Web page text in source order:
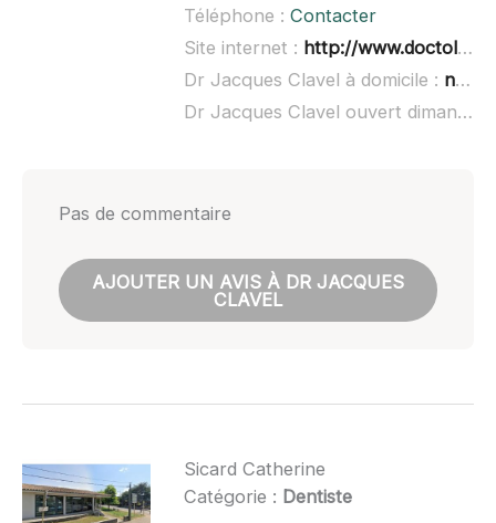
Téléphone : Contacter
Site internet : http://www.doctolib.fr/dentiste/plaisance-du-touch/jacques-clavel
Dr Jacques Clavel à domicile : non renseigné
Dr Jacques Clavel ouvert dimanche :
Pas de commentaire
AJOUTER UN AVIS À DR JACQUES
CLAVEL
Sicard Catherine
Catégorie : Dentiste